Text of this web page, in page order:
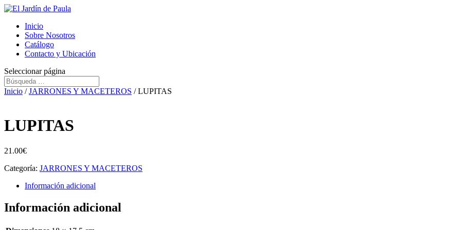
Inicio
Sobre Nosotros
Catálogo
Contacto y Ubicación
Seleccionar página
Inicio /JARRONES Y MACETEROS / LUPITAS
LUPITAS
21.00€
Categoría: JARRONES Y MACETEROS
Información adicional
Información adicional